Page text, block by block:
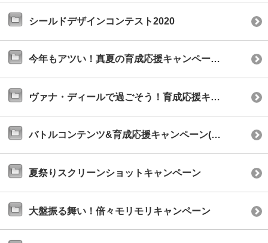
シールドデザインコンテスト2020
今年もアツい！真夏の育成応援キャンペーン(2020年8月)
ヴァナ・ディールで過ごそう！育成応援キャンペーン
バトルコンテンツ&育成応援キャンペーン(2020年2月)
夏祭りスクリーンショットキャンペーン
大盤振る舞い！倍々モリモリキャンペーン